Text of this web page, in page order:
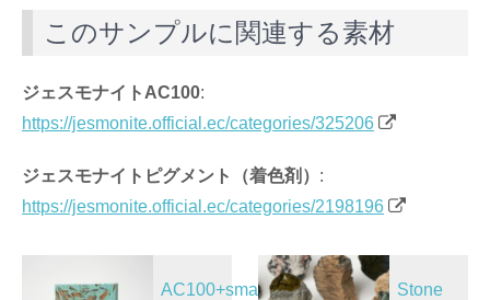
e
o
o
k
e
n
h
このサンプルに関連する素材
ジェスモナイトAC100:
https://jesmonite.official.ec/categories/325206
ジェスモナイトピグメント（着色剤） :
https://jesmonite.official.ec/categories/2198196
AC100+small
Stone